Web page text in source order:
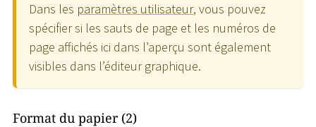
Dans les paramètres utilisateur, vous pouvez
spécifier si les sauts de page et les numéros de
page affichés ici dans l’aperçu sont également
visibles dans l’éditeur graphique.
Format du papier (2)